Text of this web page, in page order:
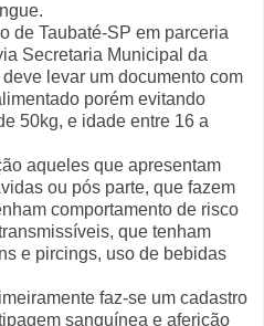
de Taubaté-SP em parceria
Secretaria Municipal da
levar um documento com
porém evitando
50kg, e idade entre 16 a
aqueles que apresentam
ou pós parte, que fazem
comportamento de risco
que tenham
e pircings, uso de bebidas
faz-se um cadastro
sanguínea e aferição